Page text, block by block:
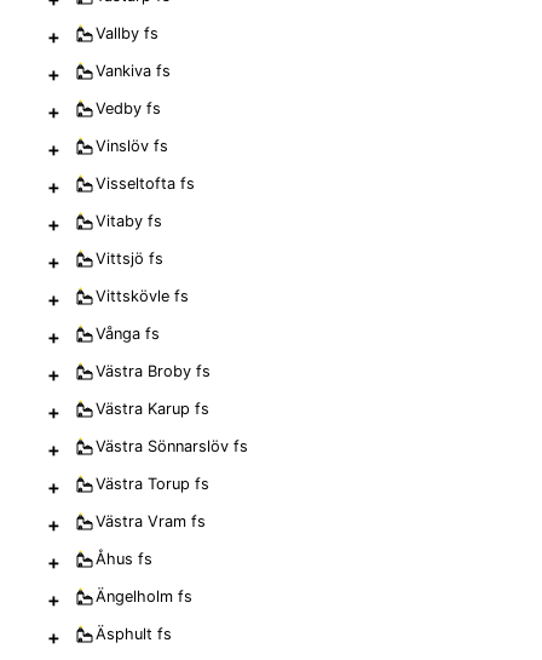
+ Vallby fs
+ Vankiva fs
+ Vedby fs
+ Vinslöv fs
+ Visseltofta fs
+ Vitaby fs
+ Vittsjö fs
+ Vittskövle fs
+ Vånga fs
+ Västra Broby fs
+ Västra Karup fs
+ Västra Sönnarslöv fs
+ Västra Torup fs
+ Västra Vram fs
+ Åhus fs
+ Ängelholm fs
+ Äsphult fs